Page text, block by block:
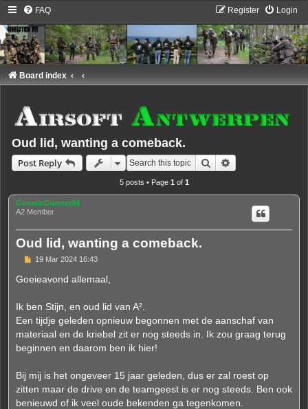
FAQ Login
Register
Board index
Oud lid, wanting a comeback.
Post Reply Search
5 posts • Page 1 of 1
GenericGunner84
A2 Member
Oud lid, wanting a comeback.
P
s
t
19 Mar 2024 16:43
Goeieavond allemaal,
Ik ben Stijn, en oud lid van A².
Een tijdje geleden opnieuw begonnen met de aanschaf van
materiaal en de kriebel zit er nog steeds in. Ik zou graag terug
beginnen en daarom ben ik hier!
Bij mij is het ongeveer 15 jaar geleden, dus er zal roest op
zitten maar de drive en de teamgeest is er nog steeds. Ben ook
benieuwd of ik veel oude bekenden ga tegenkomen.